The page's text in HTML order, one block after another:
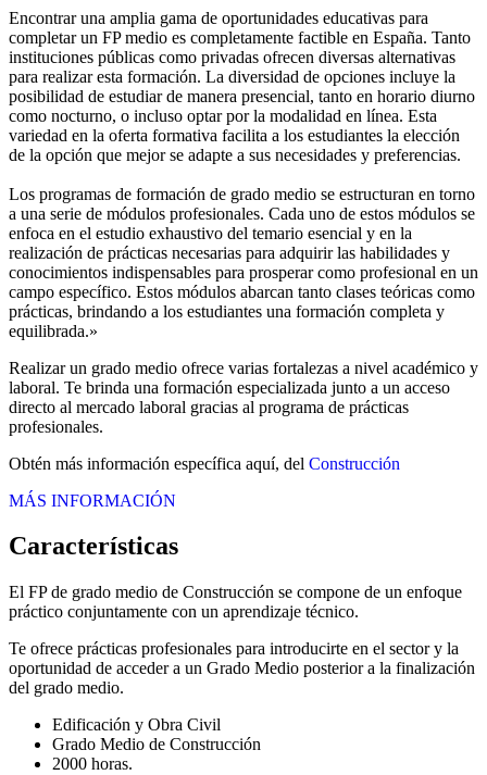
Encontrar una amplia gama de oportunidades educativas para
completar un FP medio es completamente factible en España. Tanto
instituciones públicas como privadas ofrecen diversas alternativas
para realizar esta formación. La diversidad de opciones incluye la
posibilidad de estudiar de manera presencial, tanto en horario diurno
como nocturno, o incluso optar por la modalidad en línea. Esta
variedad en la oferta formativa facilita a los estudiantes la elección
de la opción que mejor se adapte a sus necesidades y preferencias.
Los programas de formación de grado medio se estructuran en torno
a una serie de módulos profesionales. Cada uno de estos módulos se
enfoca en el estudio exhaustivo del temario esencial y en la
realización de prácticas necesarias para adquirir las habilidades y
conocimientos indispensables para prosperar como profesional en un
campo específico. Estos módulos abarcan tanto clases teóricas como
prácticas, brindando a los estudiantes una formación completa y
equilibrada.»
Realizar un grado medio ofrece varias fortalezas a nivel académico y
laboral. Te brinda una formación especializada junto a un acceso
directo al mercado laboral gracias al programa de prácticas
profesionales.
Obtén más información específica aquí, del Construcción
MÁS INFORMACIÓN
Características
El FP de grado medio de Construcción se compone de un enfoque
práctico conjuntamente con un aprendizaje técnico.
Te ofrece prácticas profesionales para introducirte en el sector y la
oportunidad de acceder a un Grado Medio posterior a la finalización
del grado medio.
Edificación y Obra Civil
Grado Medio de Construcción
2000 horas.